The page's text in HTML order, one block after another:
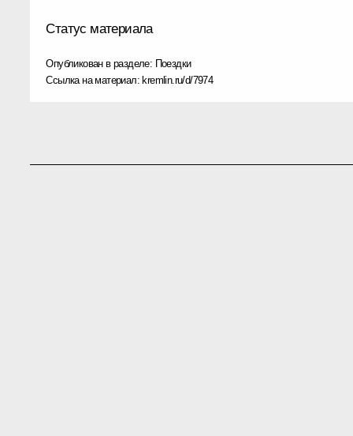
Статус материала
Опубликован в разделе: Поездки
Ссылка на материал: kremlin.ru/d/7974